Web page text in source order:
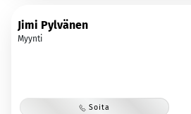
Jimi Pylvänen
Myynti
Soita